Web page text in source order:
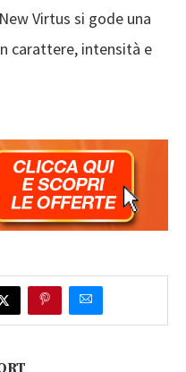
Virtus si gode una
carattere, intensità e